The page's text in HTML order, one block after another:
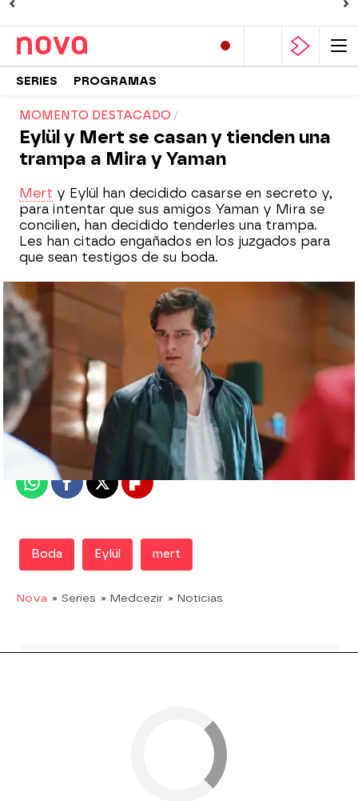
SERIES PROGRAMAS
MOMENTO DESTACADO
Eylül y Mert se casan y tienden una
trampa a Mira y Yaman
Mert y Eylül han decidido casarse en secreto y,
para intentar que sus amigos Yaman y Mira se
concilien, han decidido tenderles una trampa.
Les han citado engañados en los juzgados para
que sean testigos de su boda.
Nova
Madrid
Publicado: 13 de mayo de 2019, 20:02
WhatsappFacebook
X Flipboard
Boda Eylül mert
Nova » Series » Medcezir » Noticias